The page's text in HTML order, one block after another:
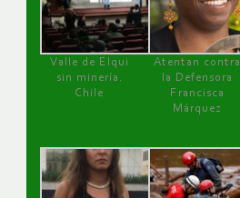
Valle de Elqui
sin minería.
Chile
Atentan contra
la Defensora
Francisca
Márquez